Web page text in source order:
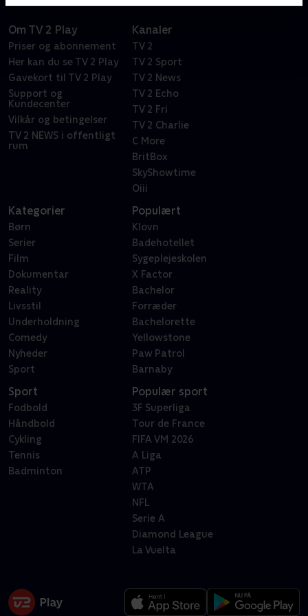
Om TV 2 Play
Priser og abonnement
Her kan du se TV 2 Play
Gavekort til TV 2 Play
Support og
Kundecenter
Vilkår og betingelser
TV 2 NEWS i offentligt
rum
Kanaler
TV 2
TV 2 Sport
TV 2 News
TV 2 Echo
TV 2 Fri
TV 2 Charlie
C More
BritBox
SkyShowtime
Oiii
Kategorier
Børn
Serier
Film
Dokumentar
Reality
Livsstil
Underholdning
Comedy
Nyheder
Sport
Populært
Klovn
Badehotellet
Sygeplejeskolen
X Factor
Bachelor
Forræder
Bachelorette
Yellowstone
Paw Patrol
Barnaby
Sport
Fodbold
Håndbold
Cykling
Tennis
Badminton
Populær sport
3F Superliga
Tour de France
FIFA VM 2026
A Liga
ATP
WTA
NFL
Serie A
Diamond League
La Vuelta